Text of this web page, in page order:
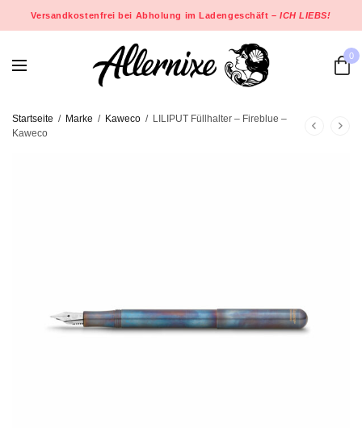
Versandkostenfrei bei Abholung im Ladengeschäft –ICH LIEBS!
0
Startseite / Marke / Kaweco / LILIPUT Füllhalter – Fireblue –
Kaweco